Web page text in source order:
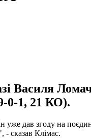
Василя
0-1, 21 КО).
уже дав згоду на
- сказав Клімас.